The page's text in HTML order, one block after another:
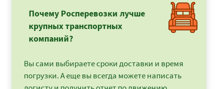
Почему Росперевозки лучше
крупных транспортных
компаний?
Вы сами выбираете сроки доставки и время
погрузки. А еще вы всегда можете написать